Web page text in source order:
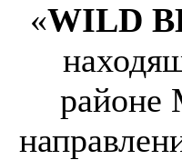
«WILD
районе